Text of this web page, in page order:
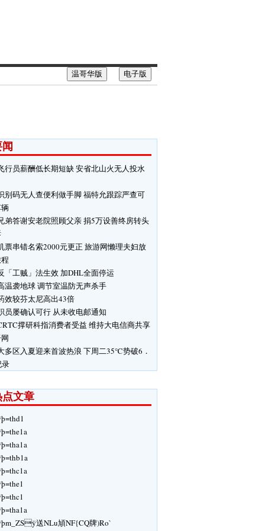
电子版
温哥华版
行员薪酬低长期短缺 安省北山火无人投水
别码无人查便利做手脚 福特允跟踪严查可
弟答谢安老院照顾父亲 捐5万设善终房转头
票串错名索2000元更正 旅游网懒理夫妇放
「工贼」法生效 加DHL全面停运
温袭地球 调节室温防无声杀手
效较芬太尼高出43倍
员屡确认可行 从未收电邮通知
撑研科指消费者受益 维持大电信商共享
多区入夏迎来首波热浪 下周二35℃势破6．
录
文章
送NLu頄NF{CQ牌)Ro`